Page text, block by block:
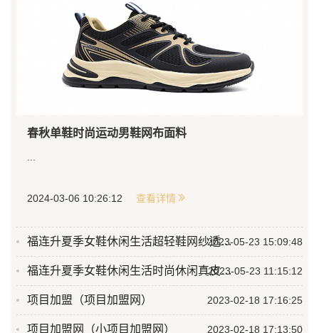
春秋单鞋时尚运动男鞋网布面料
2024-03-06 10:26:12 查看详情
福连升夏季女鞋休闲生活超轻鞋网纱透气面料
2023-05-23 15:09:48
福连升夏季女鞋休闲生活时尚休闲真皮+网纱面料
2023-05-23 11:15:12
项目加盟（项目加盟网） 2023-02-18 17:16:25
项目加盟网（小项目加盟网） 2023-02-18 17:13:50